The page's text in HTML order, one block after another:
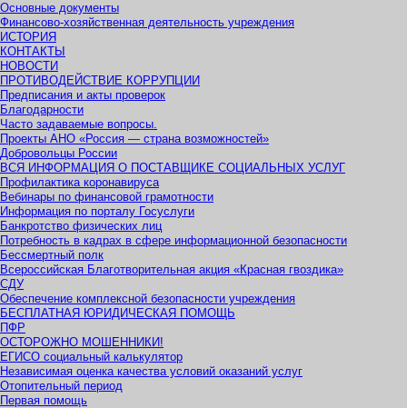
Основные документы
Финансово-хозяйственная деятельность учреждения
ИСТОРИЯ
КОНТАКТЫ
НОВОСТИ
ПРОТИВОДЕЙСТВИЕ КОРРУПЦИИ
Предписания и акты проверок
Благодарности
Часто задаваемые вопросы.
Проекты АНО «Россия — страна возможностей»
Добровольцы России
ВСЯ ИНФОРМАЦИЯ О ПОСТАВЩИКЕ СОЦИАЛЬНЫХ УСЛУГ
Профилактика коронавируса
Вебинары по финансовой грамотности
Информация по порталу Госуслуги
Банкротство физических лиц
Потребность в кадрах в сфере информационной безопасности
Бессмертный полк
Всероссийская Благотворительная акция «Красная гвоздика»
СДУ
Обеспечение комплексной безопасности учреждения
БЕСПЛАТНАЯ ЮРИДИЧЕСКАЯ ПОМОЩЬ
ПФР
ОСТОРОЖНО МОШЕННИКИ!
ЕГИСО социальный калькулятор
Независимая оценка качества условий оказаний услуг
Отопительный период
Первая помощь